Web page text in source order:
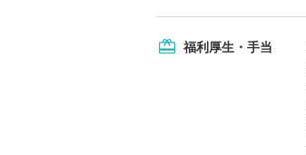
福利厚生・手当